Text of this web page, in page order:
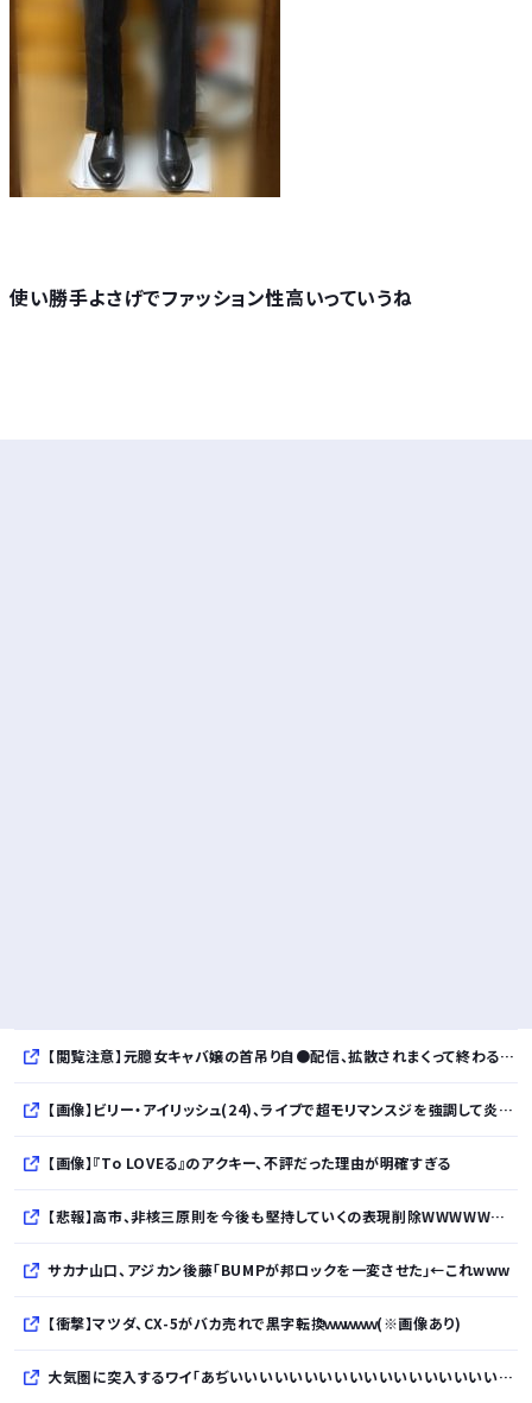
使い勝手よさげでファッション性高いっていうね
【閲覧注意】元臆女キャバ嬢の首吊り自●配信、拡散されまくって終わるｗｗｗｗｗｗｗ
【画像】ビリー・アイリッシュ(24)、ライブで超モリマンスジを強調して炎上ｗｗｗｗｗｗｗｗ
【画像】『To LOVEる』のアクキー、不評だった理由が明確すぎる
【悲報】高市、非核三原則を今後も堅持していくの表現削除WWWWWWWWWWWWWWWWWWWWWWWWWWWWWWWWWWWWWWWWWW
サカナ山口、アジカン後藤「BUMPが邦ロックを一変させた」←これwww
【衝撃】マツダ、CX-5がバカ売れで黒字転換ｗｗｗｗｗ(※画像あり)
大気圏に突入するワイ「あぢいいいいいいいいいいいいいいいいいい！！！！」